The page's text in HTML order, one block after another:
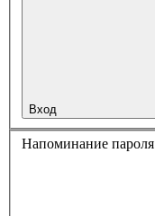
Вход
Напоминание пароля